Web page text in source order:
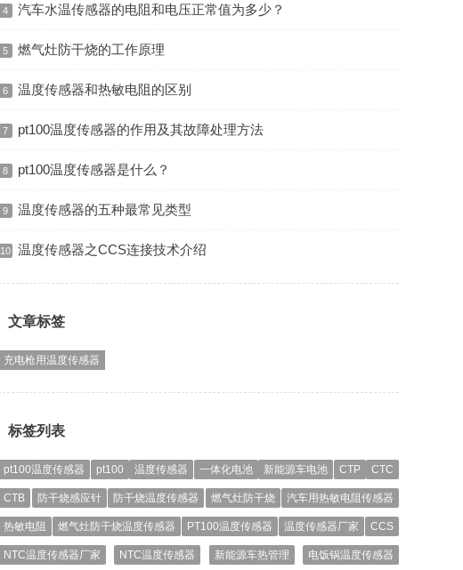
4 汽车水温传感器的电阻和电压正常值为多少？
5 燃气灶防干烧的工作原理
6 温度传感器和热敏电阻的区别
7 pt100温度传感器的作用及其故障处理方法
8 pt100温度传感器是什么？
9 温度传感器的五种最常见类型
10 温度传感器之CCS连接技术介绍
文章标签
充电枪用温度传感器
标签列表
pt100温度传感器 pt100 温度传感器 一体化电池 新能源车电池 CTP CTC
CTB 防干烧感应针 防干烧温度传感器 燃气灶防干烧 汽车用热敏电阻传感器
热敏电阻 燃气灶防干烧温度传感器 PT100温度传感器 温度传感器厂家 CCS
NTC温度传感器厂家 NTC温度传感器 新能源车热管理 电饭锅温度传感器